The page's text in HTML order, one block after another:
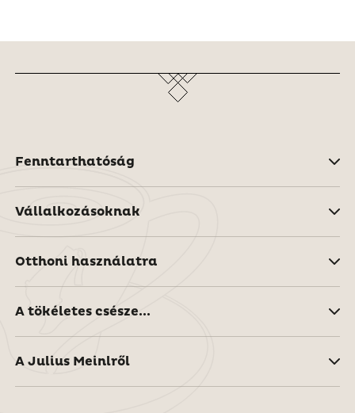
Fenntarthatóság
Vállalkozásoknak
Otthoni használatra
A tökéletes csésze...
A Julius Meinlről